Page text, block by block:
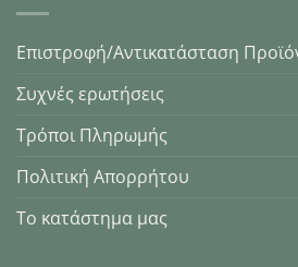
Επιστροφή/Αντικατάσταση
Συχνές ερωτήσεις
Τρόποι Πληρωμής
Πολιτική Απορρήτου
Το κατάστημα μας